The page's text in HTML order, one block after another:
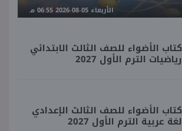
الأربعاء 05-08-2026 06:55 مـ
كتاب الأضواء للصف الثالث الابتدائي
رياضيات الترم الأول 2027
كتاب الأضواء للصف الثالث الإعدادي
لغة عربية الترم الأول 2027